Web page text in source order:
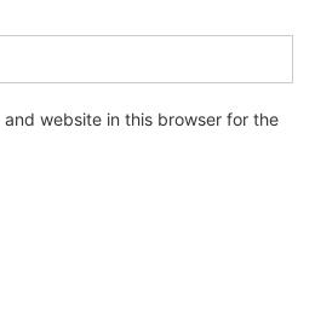
and website in this browser for the